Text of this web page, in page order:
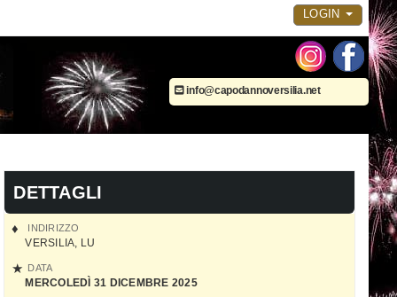
LOGIN
info@capodannoversilia.net
DETTAGLI
INDIRIZZO
VERSILIA, LU
DATA
MERCOLEDÌ 31 DICEMBRE 2025